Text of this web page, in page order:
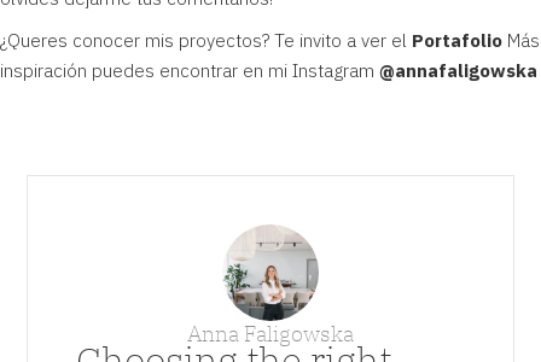
¿Queres conocer mis proyectos? Te invito a ver el Portafolio Más
inspiración puedes encontrar en mi Instagram @annafaligowska
Anna Faligowska